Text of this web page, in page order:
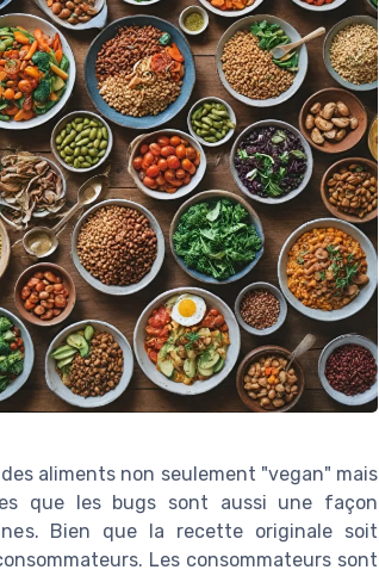
aliments non seulement "vegan" mais
que les bugs sont aussi une façon
Bien que la recette originale soit
Les consommateurs sont